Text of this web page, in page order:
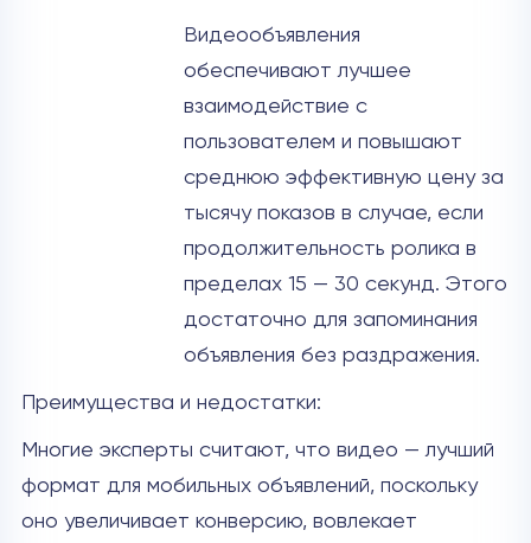
Видеообъявления
обеспечивают лучшее
взаимодействие с
пользователем и повышают
среднюю эффективную цену за
тысячу показов в случае, если
продолжительность ролика в
пределах 15 — 30 секунд. Этого
достаточно для запоминания
объявления без раздражения.
Преимущества и недостатки:
Многие эксперты считают, что видео — лучший
формат для мобильных объявлений, поскольку
оно увеличивает конверсию, вовлекает